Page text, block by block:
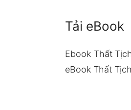
Tải eBook
Ebook Thất
eBook Thất